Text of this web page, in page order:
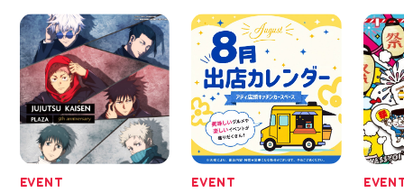
のクッションシューズに
なっています 人気ラン
ニングシューズの最新作
になります！ ・ 気にな
る方は是非、店頭に足を
運んでください！ スポ
ーツナビゲーター一同、
店頭でお待ちしておりま
す(⁠◍⁠•⁠ᴗ⁠•⁠◍⁠)⁠ ・ #ゼビオ
#アティ郡山 #福島美少
女図鑑 #照山楓香
#ASICS
はプ
から
━━━━
郡山
BBQ
祭り
手ぶ
み #
ィナ
#夏の
EVENT EVENT